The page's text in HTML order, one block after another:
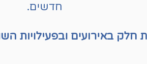
חדשים.
באירועים ובפעילויות